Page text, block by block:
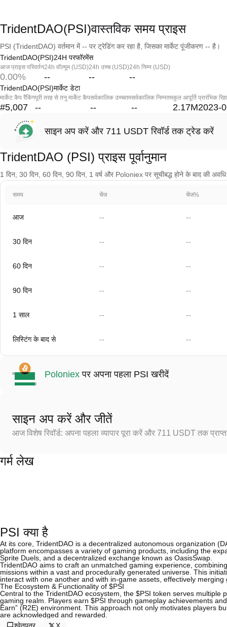
TridentDAO(PSI)वास्तविक समय प्राइस
PSI (TridentDAO) वर्तमान में -- पर ट्रेडिंग कर रहा है, जिसका मार्केट पूंजीकरण -- है।
TridentDAO(PSI)24H परफॉरमेंस
आज प्राइस परिवर्तन
0.00%
24h वॉल्यूम (USD)
--
24h उच्च (USD)
--
24h निम्न (USD)
--
TridentDAO(PSI)मार्केट डेटा
मार्केट कैप रैंकिंग
#5,007
पूरी तरह से तनु मार्केट कैप
--
सर्वकालिक उच्चतम
--
सर्वकालिक निम्नतम
--
कुल आपूर्ति
2.17M
प्रारंभिक
2023-
साइन अप करें और 711 USDT रिवॉर्ड तक ट्रेड करें
TridentDAO (PSI) प्राइस पूर्वानुमान
1 दिन, 30 दिन, 60 दिन, 90 दिन, 1 वर्ष और Poloniex पर सूचीबद्ध होने के बाद की
समय चेंज चेंज%
आज -- --
30 दिन -- --
60 दिन -- --
90 दिन -- --
1 साल -- --
लिस्टिंग के बाद से -- --
Poloniex पर अपना पहला PSI खरीदें
साइन अप करें और जीतें
आज विशेष रिवॉर्ड: अपना पहला व्यापार पूरा करें और 711 USDT तक
गर्म लेख
PSI क्या है
At its core, TridentDAO is a decentralized autonomous organization
platform encompasses a variety of gaming products, including the
Sprite Duels, and a decentralized exchange known as OasisSwap.
TridentDAO aims to craft an unmatched gaming experience,
missions within a vast and procedurally generated universe. This
interact with one another and with in-game assets, effectively
The Ecosystem & Functionality of $PSI
Central to the TridentDAO ecosystem, the $PSI token serves
gaming realm. Players earn $PSI through gameplay achievements
Earn” (R2E) environment. This approach not only motivates players
are acknowledged and rewarded.